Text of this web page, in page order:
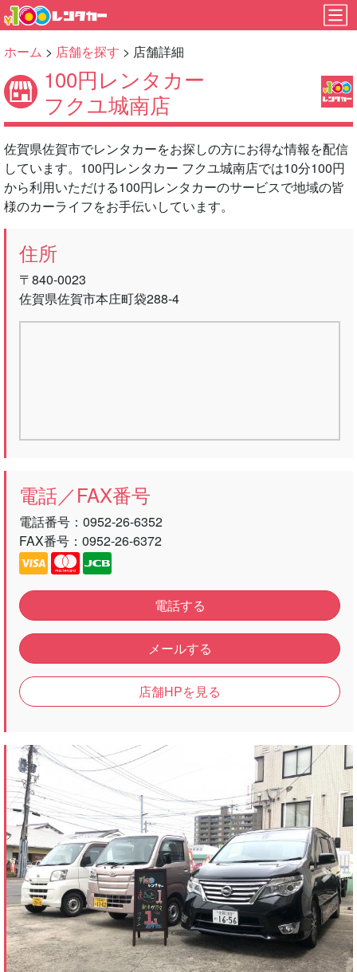
ホーム > 店舗を探す > 店舗詳細
100円レンタカー
フクユ城南店
佐賀県佐賀市でレンタカーをお探しの方にお得な情報を配信
しています。100円レンタカー フクユ城南店では10分100円
から利用いただける100円レンタカーのサービスで地域の皆
様のカーライフをお手伝いしています。
住所
〒840-0023
佐賀県佐賀市本庄町袋288-4
電話／FAX番号
電話番号： 0952-26-6352
FAX番号：0952-26-6372
電話する
メールする
店舗HPを見る
Previous Next